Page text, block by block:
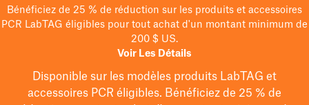
Bénéficiez de 25 % de réduction sur les produits et accessoires
PCR LabTAG éligibles pour tout achat d'un montant minimum de
200 $ US.
Voir Les Détails
Disponible sur les modèles produits LabTAG et
accessoires PCR éligibles. Bénéficiez de 25 % de